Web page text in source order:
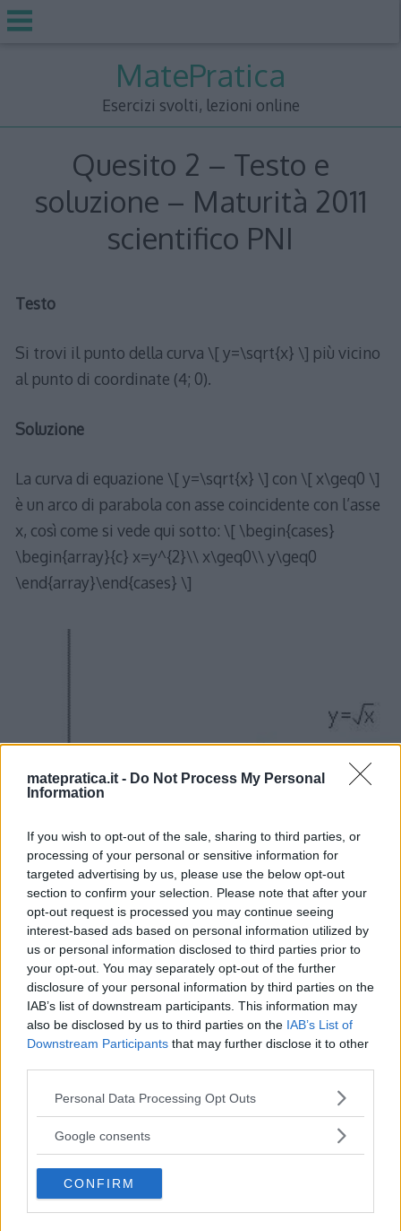
matepratica.it - Do Not Process My Personal
Information
If you wish to opt-out of the sale, sharing to third parties, or
processing of your personal or sensitive information for
targeted advertising by us, please use the below opt-out
section to confirm your selection. Please note that after your
opt-out request is processed you may continue seeing
interest-based ads based on personal information utilized by
us or personal information disclosed to third parties prior to
your opt-out. You may separately opt-out of the further
disclosure of your personal information by third parties on the
IAB’s list of downstream participants. This information may
also be disclosed by us to third parties on the IAB’s List of
Downstream Participants that may further disclose it to other
Please note that this website/app uses one or more Google
not limited to your visit or usage behaviour. You may click to
use your data for below specified purposes in below Google
consent section.
Personal Data Processing Opt Outs
Google consents
CONFIRM
MatePratica
Esercizi svolti, lezioni online
Quesito 2 – Testo e
soluzione – Maturità 2011
scientifico PNI
Testo
Si trovi il punto della curva \[ y=\sqrt{x} \] più vicino
al punto di coordinate (4; 0).
Soluzione
La curva di equazione \[ y=\sqrt{x} \] con \[ x\geq0 \]
è un arco di parabola con asse coincidente con l’asse
x, così come si vede qui sotto: \[ \begin{cases}
\begin{array}{c} x=y^{2}\\ x\geq0\\ y\geq0
\end{array}\end{cases} \]
Indicando con \[ P(x_{P},y_{P}) \] il generico punto
sulla curva \[ y=\sqrt{x} \] so che avrà coordinate \[
P(x,\sqrt{x}) \] e la distanza dal punto A sarà: \[
d=\overline{PA}=\sqrt{\left(x-
4\right)^{2}+\left(\sqrt{x}-0\right)^{2}} \] \[
d=\sqrt{\left(x-4\right)^{2}+x}\; con\; x\geq0 \] d è
f\left(x\right)=d^{2}=x^{2}-7x+16\; con\; x\geq0 \]
quindi \[ f'(x)=2x-7\geq0\; con\; x\geq\frac{7}{2} \] Il
valore minimo di f(x) sarà in corrispondenza di \[ x=-
\frac{\left(-7\right)}{2}=\frac{7}{2} \] e questo è un
punto di minimo (basta studiare il segno di f(x)) così